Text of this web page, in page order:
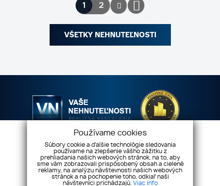
1 2
VŠETKY NEHNUTEĽNOSTI
Vaše nehnuteľnosti s.r.o
Dilongova 42, 080 01
Prešov
+421 908 333 994
info@vasenehnutelnosti.sk
Používame cookies
Súbory cookie a ďalšie technológie sledovania
používame na zlepšenie vášho zážitku z
prehliadania našich webových stránok, na to, aby
sme vám zobrazovali prispôsobený obsah a cielené
reklamy, na analýzu návštevnosti našich webových
stránok a na pochopenie toho, odkiaľ naši
návštevníci prichádzajú. Viac info